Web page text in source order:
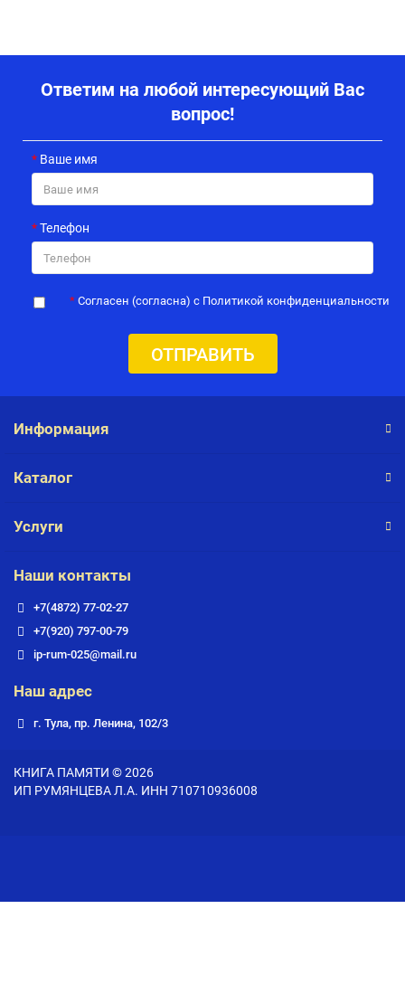
Ответим на любой интересующий Вас
вопрос!
Ваше имя
Телефон
Согласен (согласна) с Политикой конфиденциальности
ОТПРАВИТЬ
Информация
Каталог
Услуги
Наши контакты
+7(4872) 77-02-27
+7(920) 797-00-79
ip-rum-025@mail.ru
Наш адрес
г. Тула, пр. Ленина, 102/3
КНИГА ПАМЯТИ © 2026
ИП РУМЯНЦЕВА Л.А. ИНН 710710936008